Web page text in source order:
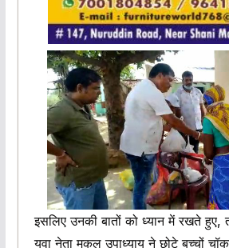
इसलिए उनकी बातों को ध्यान में रखते
युवा नेता मुकुल उपाध्याय ने छोटे बच्चों